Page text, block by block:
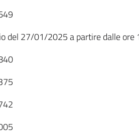
del 27/01/2025 a partire dalle ore